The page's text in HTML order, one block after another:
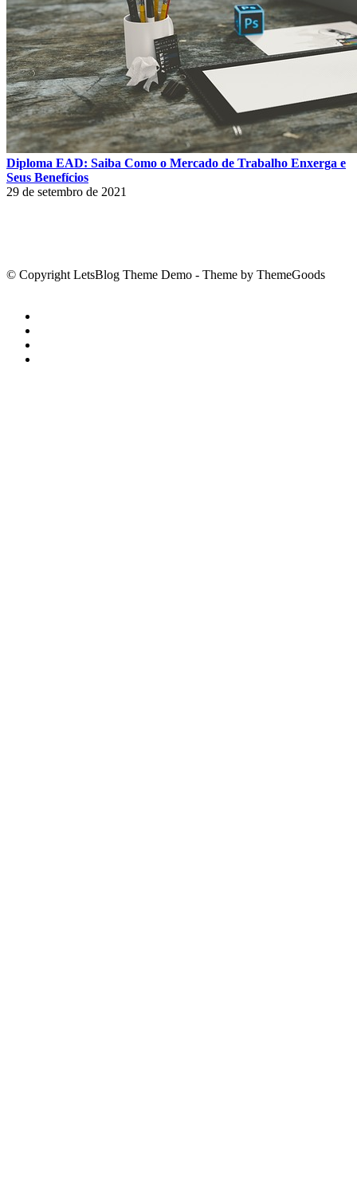
Diploma EAD: Saiba Como o Mercado de Trabalho Enxerga e
Seus Benefícios
29 de setembro de 2021
© Copyright LetsBlog Theme Demo - Theme by ThemeGoods